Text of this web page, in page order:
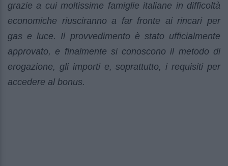
grazie a cui moltissime famiglie italiane in difficoltà
economiche riusciranno a far fronte ai rincari per
gas e luce. Il provvedimento è stato ufficialmente
approvato, e finalmente si conoscono il metodo di
erogazione, gli importi e, soprattutto, i requisiti per
accedere al bonus.